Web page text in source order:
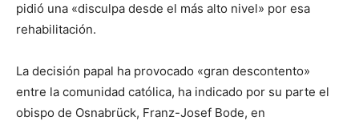
pidió una «disculpa desde el más alto nivel» por esa
rehabilitación.
La decisión papal ha provocado «gran descontento»
entre la comunidad católica, ha indicado por su parte el
obispo de Osnabrück, Franz-Josef Bode, en